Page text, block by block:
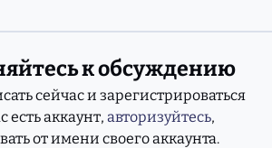
к обсуждению
сейчас и зарегистрироваться
есть аккаунт,авторизуйтесь,
от имени своего аккаунта.